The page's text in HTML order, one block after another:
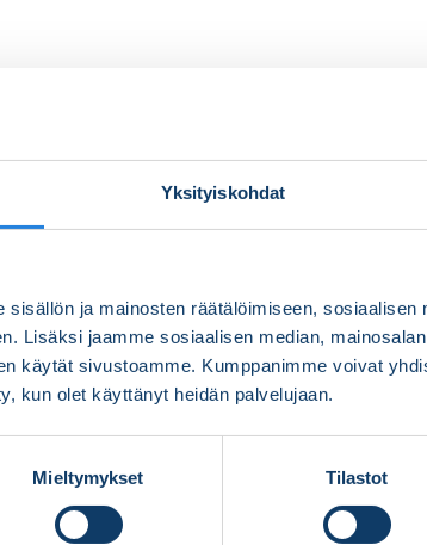
Yksityiskohdat
sisällön ja mainosten räätälöimiseen,
Lisäksi jaamme sosiaalisen median,
käytät sivustoamme. Kumppanimme voivat
kun olet käyttänyt heidän palvelujaan.
Mieltymykset Tilastot